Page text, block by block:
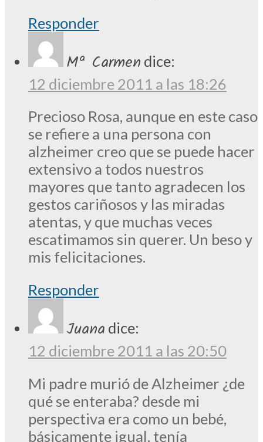
Responder
Mª Carmen dice:
12 diciembre 2011 a las 18:26
Precioso Rosa, aunque en este caso
se refiere a una persona con
alzheimer creo que se puede hacer
extensivo a todos nuestros
mayores que tanto agradecen los
gestos cariñosos y las miradas
atentas, y que muchas veces
escatimamos sin querer. Un beso y
mis felicitaciones.
Responder
Juana dice:
12 diciembre 2011 a las 20:50
Mi padre murió de Alzheimer ¿de
qué se enteraba? desde mi
perspectiva era como un bebé,
básicamente igual, tenía